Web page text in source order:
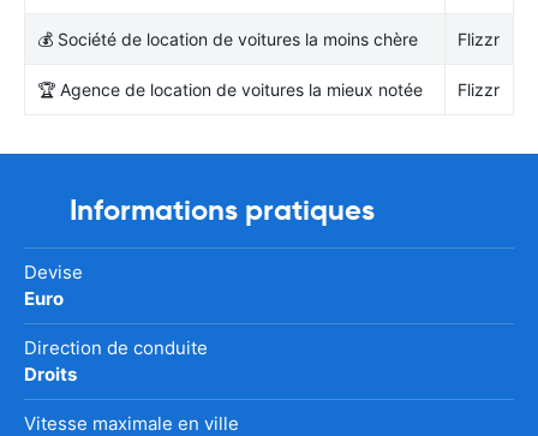
💰 Société de location de voitures la moins chère Flizzr
🏆 Agence de location de voitures la mieux notée Flizzr
Informations pratiques
Devise
Euro
Direction de conduite
Droits
Vitesse maximale en ville